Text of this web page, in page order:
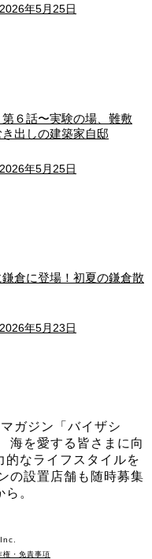
2026年5月25日
第６話〜実験の場、難敷
出しの建築家自邸
2026年5月25日
倉に登場！初夏の鎌倉散
2026年5月23日
ガジン「バイザシ
海を愛する皆さまに向
的なライフスタイルを
の設置店舗も随時募集
。
権・免責事項